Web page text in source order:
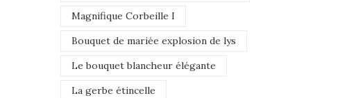
Magnifique Corbeille I
Bouquet de mariée explosion de lys
Le bouquet blancheur élégante
La gerbe étincelle